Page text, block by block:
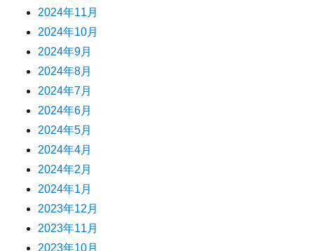
2024年11月
2024年10月
2024年9月
2024年8月
2024年7月
2024年6月
2024年5月
2024年4月
2024年2月
2024年1月
2023年12月
2023年11月
2023年10月